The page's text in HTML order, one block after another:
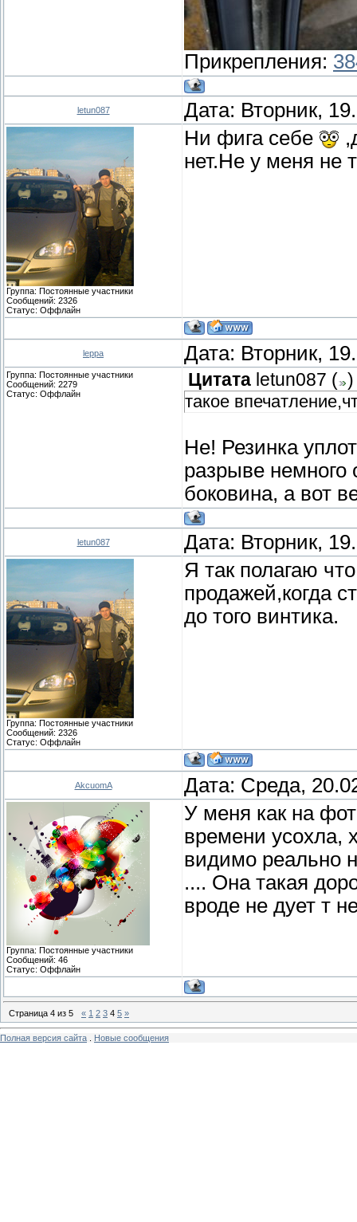
Прикрепления:
letun087 Дата: Вторник,
Группа: Постоянные участники
Сообщений: 2326
Статус: Оффлайн
Ни фига себе
нет.Не у меня не
leppa Дата: Вторник,
Группа: Постоянные участники
Сообщений: 2279
Статус: Оффлайн
Цитата letun087 ( )
такое
Не! Резинка
разрыве немного
боковина, а вот
letun087 Дата: Вторник,
Группа: Постоянные участники
Сообщений: 2326
Статус: Оффлайн
Я так полагаю
продажей,когда
до того винтика.
AkcuomA Дата: Среда,
Группа: Постоянные участники
Сообщений: 46
Статус: Оффлайн
У меня как на
времени усохла,
видимо реально
.... Она такая
вроде не дует т
Страница 4 из 5 « 1 2 3 4 5 »
Полная версия сайта Новые сообщения